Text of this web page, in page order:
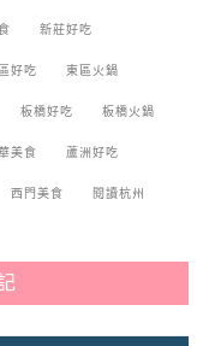
新莊好吃
好吃 東區火鍋
板橋好吃 板橋火鍋
美食 蘆洲好吃
西門美食 閱讀杭州